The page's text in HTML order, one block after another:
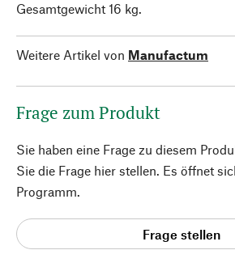
Gesamtgewicht 16 kg.
Weitere Artikel von Manufactum
Frage zum Produkt
Sie haben eine Frage zu diesem
Sie die Frage hier stellen. Es öffnet
Programm.
Frage stellen